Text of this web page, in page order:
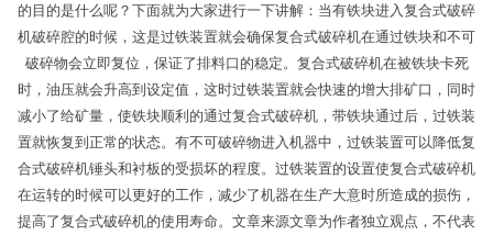
的目的是什么呢？下面就为大家进行一下讲解：当有铁块进入复合式破碎
机破碎腔的时候，这是过铁装置就会确保复合式破碎机在通过铁块和不可
破碎物会立即复位，保证了排料口的稳定。复合式破碎机在被铁块卡死
时，油压就会升高到设定值，这时过铁装置就会快速的增大排矿口，同时
减小了给矿量，使铁块顺利的通过复合式破碎机，带铁块通过后，过铁装
置就恢复到正常的状态。有不可破碎物进入机器中，过铁装置可以降低复
合式破碎机锤头和衬板的受损坏的程度。过铁装置的设置使复合式破碎机
在运转的时候可以更好的工作，减少了机器在生产大意时所造成的损伤，
提高了复合式破碎机的使用寿命。文章来源文章为作者独立观点，不代表